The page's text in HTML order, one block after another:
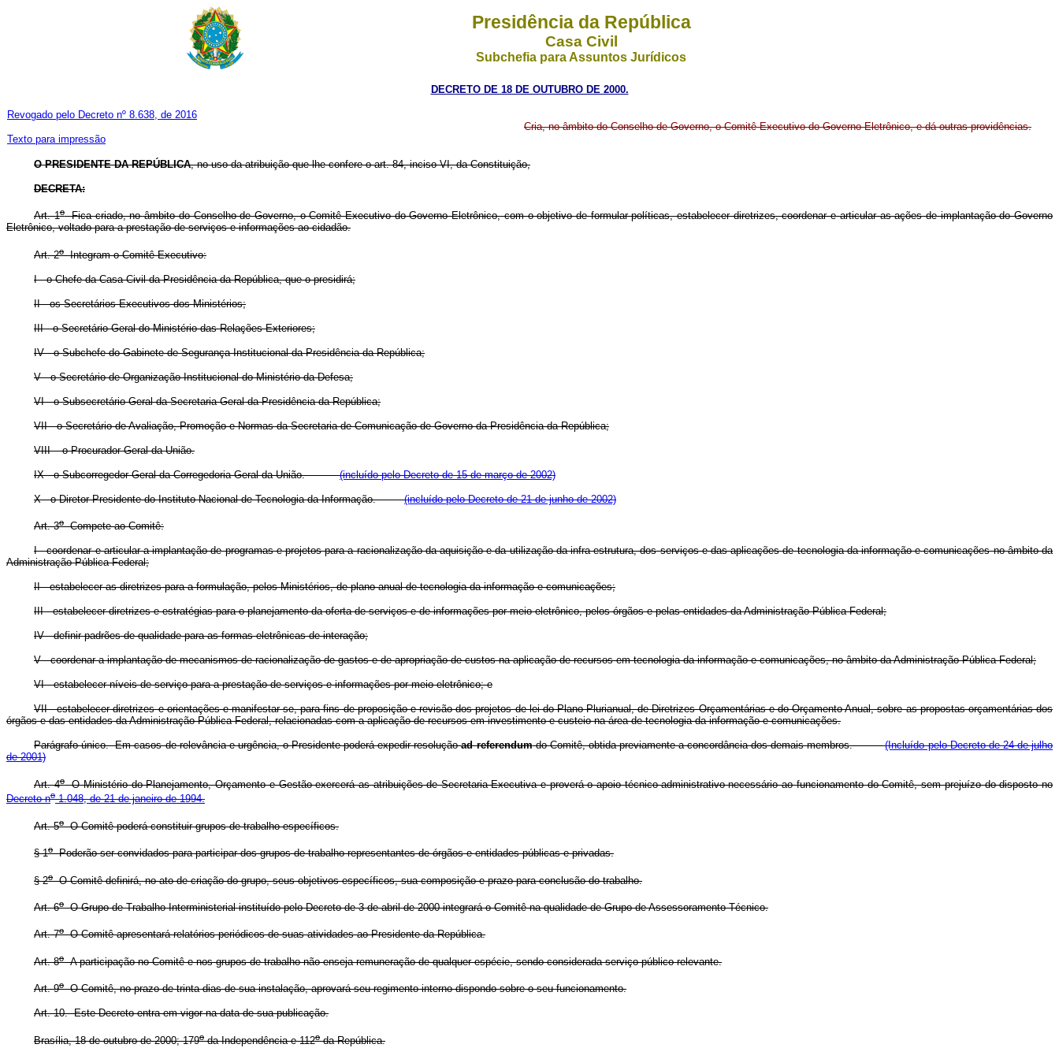
Presidência da República
Casa Civil
Subchefia para Assuntos Jurídicos
DECRETO DE 18 DE OUTUBRO DE 2000.
Revogado pelo Decreto nº 8.638, de 2016
Texto para impressão
Cria, no âmbito do Conselho de Governo, o Comitê Executivo do Governo Eletrônico, e dá outras providências.
O PRESIDENTE DA REPÚBLICA, no uso da atribuição que lhe confere o art. 84, inciso VI, da Constituição,
DECRETA:
Art. 1oFica criado, no âmbito do Conselho de Governo, o Comitê Executivo do Governo Eletrônico, com o objetivo de formular políticas, estabelecer diretrizes, coordenar e articular as ações de implantação do Governo
Eletrônico, voltado para a prestação de serviços e informações ao cidadão.
Art. 2oIntegram o Comitê Executivo:
I - o Chefe da Casa Civil da Presidência da República, que o presidirá;
II - os Secretários-Executivos dos Ministérios;
III - o Secretário-Geral do Ministério das Relações Exteriores;
IV - o Subchefe do Gabinete de Segurança Institucional da Presidência da República;
V - o Secretário de Organização Institucional do Ministério da Defesa;
VI - o Subsecretário-Geral da Secretaria-Geral da Presidência da República;
VII - o Secretário de Avaliação, Promoção e Normas da Secretaria de Comunicação de Governo da Presidência da República;
VIII – o Procurador-Geral da União.
IX - o Subcorregedor-Geral da Corregedoria-Geral da União.(incluído pelo Decreto de 15 de março de 2002)
X - o Diretor-Presidente do Instituto Nacional de Tecnologia da Informação.(incluído pelo Decreto de 21 de junho de 2002)
Art. 3oCompete ao Comitê:
I - coordenar e articular a implantação de programas e projetos para a racionalização da aquisição e da utilização da infra-estrutura, dos serviços e das aplicações de tecnologia da informação e comunicações no âmbito da
Administração Pública Federal;
II - estabelecer as diretrizes para a formulação, pelos Ministérios, de plano anual de tecnologia da informação e comunicações;
III - estabelecer diretrizes e estratégias para o planejamento da oferta de serviços e de informações por meio eletrônico, pelos órgãos e pelas entidades da Administração Pública Federal;
IV - definir padrões de qualidade para as formas eletrônicas de interação;
V - coordenar a implantação de mecanismos de racionalização de gastos e de apropriação de custos na aplicação de recursos em tecnologia da informação e comunicações, no âmbito da Administração Pública Federal;
VI - estabelecer níveis de serviço para a prestação de serviços e informações por meio eletrônico; e
VII - estabelecer diretrizes e orientações e manifestar-se, para fins de proposição e revisão dos projetos de lei do Plano Plurianual, de Diretrizes Orçamentárias e do Orçamento Anual, sobre as propostas orçamentárias dos
órgãos e das entidades da Administração Pública Federal, relacionadas com a aplicação de recursos em investimento e custeio na área de tecnologia da informação e comunicações.
Parágrafo único. Em casos de relevância e urgência, o Presidente poderá expedir resoluçãoad referendumdo Comitê, obtida previamente a concordância dos demais membros.(Incluído pelo Decreto de 24 de julho
de 2001)
Art. 4oO Ministério do Planejamento, Orçamento e Gestão exercerá as atribuições de Secretaria-Executiva e proverá o apoio técnico-administrativo necessário ao funcionamento do Comitê, sem prejuízo do disposto no
Decreto no1.048, de 21 de janeiro de 1994.
Art. 5oO Comitê poderá constituir grupos de trabalho específicos.
§ 1oPoderão ser convidados para participar dos grupos de trabalho representantes de órgãos e entidades públicas e privadas.
§ 2oO Comitê definirá, no ato de criação do grupo, seus objetivos específicos, sua composição e prazo para conclusão do trabalho.
Art. 6oO Grupo de Trabalho Interministerial instituído pelo Decreto de 3 de abril de 2000 integrará o Comitê na qualidade de Grupo de Assessoramento Técnico.
Art. 7oO Comitê apresentará relatórios periódicos de suas atividades ao Presidente da República.
Art. 8oA participação no Comitê e nos grupos de trabalho não enseja remuneração de qualquer espécie, sendo considerada serviço público relevante.
Art. 9oO Comitê, no prazo de trinta dias de sua instalação, aprovará seu regimento interno dispondo sobre o seu funcionamento.
Art. 10. Este Decreto entra em vigor na data de sua publicação.
Brasília, 18 de outubro de 2000; 179oda Independência e 112oda República.